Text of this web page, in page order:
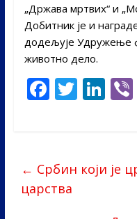
„Држава мртвих“ и
Добитник је и
додељује Удружење
животно дело.
F
ac
o
o
T
w
Li
n
dI
← Србин који је
царства